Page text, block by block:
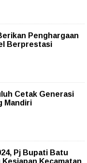
Penghargaan
Berprestasi
Cetak Generasi
Mandiri
Pj Bupati Batu
Kesiapan Kecamatan